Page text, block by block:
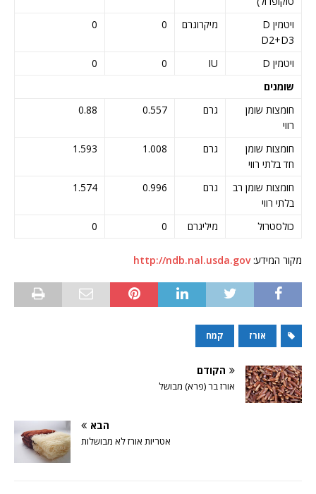
ויטמין D
D2+D3
מיקרוגרם 0
0
ויטמין D IU
0
0
שומנים
חומצות שומן
רווי
גרם 0.557
0.88
חומצות שומן
חד בלתי רווי
גרם 1.008
1.593
חומצות שומן רב
בלתי רווי
גרם 0.996
1.574
כולסטרול מיליגרם 0
0
מקור המידע:http://ndb.nal.usda.gov
אורז קמח
הקודם
אורז בר (פרא) מבושל
הבא
אטריות אורז לא מבושלות